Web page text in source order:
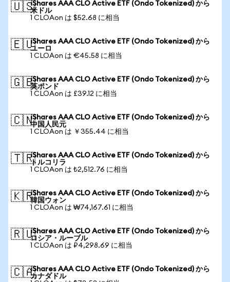
🇺🇸iShares AAA CLO Active ETF (Ondo Tokenized) から
米ドル
1 CLOAon は $52.68 に相当
🇪🇺iShares AAA CLO Active ETF (Ondo Tokenized) から
ユーロ
1 CLOAon は €45.58 に相当
🇬🇧iShares AAA CLO Active ETF (Ondo Tokenized) から
英ポンド
1 CLOAon は £39.12 に相当
🇨🇳iShares AAA CLO Active ETF (Ondo Tokenized) から
中国人民元
1 CLOAon は ￥355.44 に相当
🇹🇷iShares AAA CLO Active ETF (Ondo Tokenized) から
トルコリラ
1 CLOAon は ₺2,512.76 に相当
🇰🇷iShares AAA CLO Active ETF (Ondo Tokenized) から
韓国ウォン
1 CLOAon は ₩74,167.61 に相当
🇷🇺iShares AAA CLO Active ETF (Ondo Tokenized) から
ロシア・ルーブル
1 CLOAon は ₽4,298.69 に相当
🇨🇦iShares AAA CLO Active ETF (Ondo Tokenized) から
カナダドル